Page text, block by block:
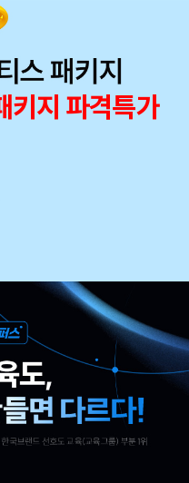
키지 파격특가